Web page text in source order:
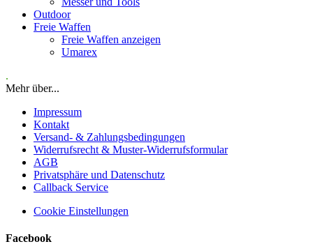
Outdoor
Freie Waffen
Freie Waffen anzeigen
Umarex
.
Mehr über...
Impressum
Kontakt
Versand- & Zahlungsbedingungen
Widerrufsrecht & Muster-Widerrufsformular
AGB
Privatsphäre und Datenschutz
Callback Service
Cookie Einstellungen
Facebook